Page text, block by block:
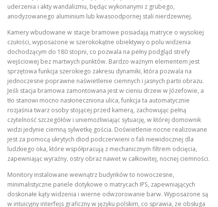
uderzenia i akty wandalizmu, będąc wykonanymi z grubego,
anodyzowanego aluminium lub kwasoodpornej stali nierdzewnej.
Kamery wbudowane w stacje bramowe posiadają matryce o wysokiej
czułości, wyposażone w szerokokątne obiektywy o polu widzenia
dochodzącym do 180 stopni, co pozwala na pełny podgląd strefy
wejściowej bez martwych punktów. Bardzo ważnym elementem jest
sprzętowa funkcja szerokiego zakresu dynamiki, która pozwala na
jednoczesne poprawne naświetlenie ciemnych i jasnych partii obrazu.
Jeśli stacja bramowa zamontowana jest w cieniu drzew w Józefowie, a
tło stanowi mocno nasłoneczniona ulica, funkcja ta automatycznie
rozjaśnia twarz osoby stojącej przed kamerą, zachowując pełną
czytelność szczegółów i uniemożliwiając sytuację, w której domownik
widzi jedynie ciemną sylwetkę gościa. Doświetlenie nocne realizowane
jest za pomocą ukrytych diod podczerwieni o fali niewidocznej dla
ludzkiego oka, które współpracują z mechanicznym filtrem odcięcia,
zapewniając wyraźny, ostry obraz nawet w całkowitej, nocnej ciemności.
Monitory instalowane wewnątrz budynków to nowoczesne,
minimalistyczne panele dotykowe o matrycach IPS, zapewniających
doskonałe kąty widzenia i wierne odwzorowanie barw. Wyposażone są
w intuicyjny interfejs graficzny w języku polskim, co sprawia, że obsługa